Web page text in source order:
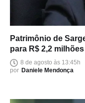
Patrimônio de
para R$ 2,2
8 de agosto às 13:45h
por Daniele Mendonça